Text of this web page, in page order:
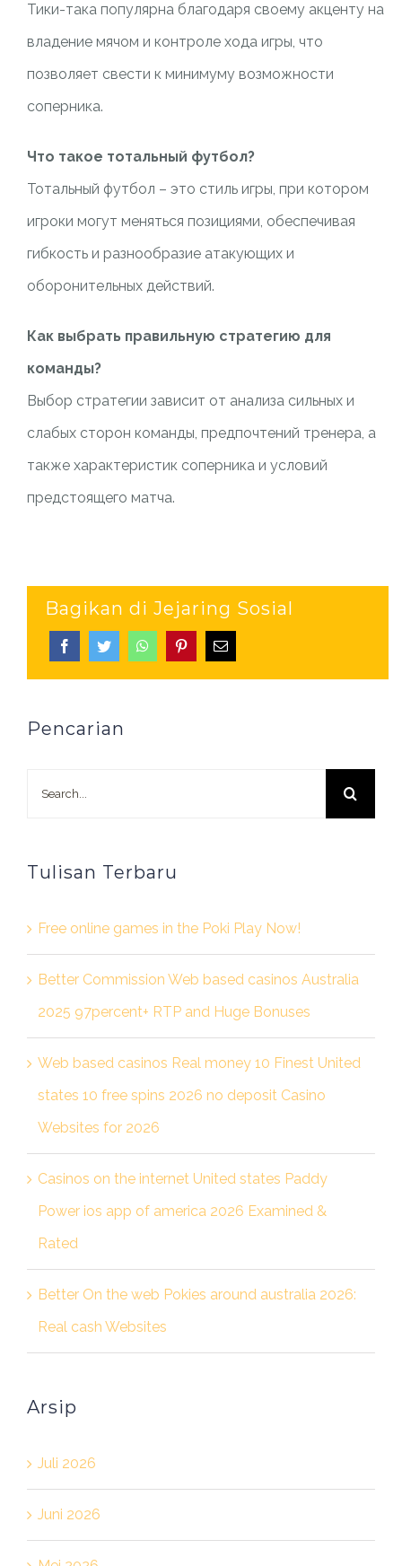
Тики-така популярна благодаря своему акценту на
владение мячом и контроле хода игры, что
позволяет свести к минимуму возможности
соперника.
Что такое тотальный футбол?
Тотальный футбол – это стиль игры, при котором
игроки могут меняться позициями, обеспечивая
гибкость и разнообразие атакующих и
оборонительных действий.
Как выбрать правильную стратегию для
команды?
Выбор стратегии зависит от анализа сильных и
слабых сторон команды, предпочтений тренера, а
также характеристик соперника и условий
предстоящего матча.
Bagikan di Jejaring Sosial
Pencarian
Tulisan Terbaru
Free online games in the Poki Play Now!
Better Commission Web based casinos Australia
2025 97percent+ RTP and Huge Bonuses
Web based casinos Real money 10 Finest United
states 10 free spins 2026 no deposit Casino
Websites for 2026
Casinos on the internet United states Paddy
Power ios app of america 2026 Examined &
Rated
Better On the web Pokies around australia 2026:
Real cash Websites
Arsip
Juli 2026
Juni 2026